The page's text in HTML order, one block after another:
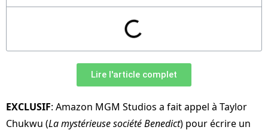
Lire l'article complet
EXCLUSIF: Amazon MGM Studios a fait appel à Taylor
Chukwu (La mystérieuse société Benedict) pour écrire un